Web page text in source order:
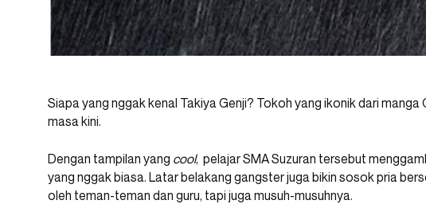
Siapa yang nggak kenal Takiya Genji? Tokoh yang ikonik dari
masa kini.
Dengan tampilan yang cool, pelajar SMA Suzuran tersebut
yang nggak biasa. Latar belakang gangster juga bikin sosok pria
oleh teman-teman dan guru, tapi juga musuh-musuhnya.